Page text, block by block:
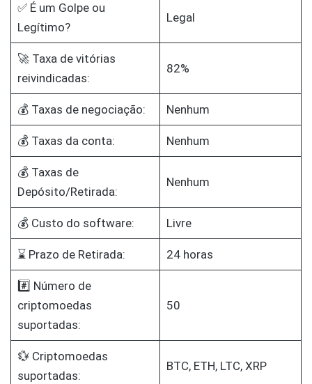
✅ É um Golpe ou
Legítimo?
Legal
🚀 Taxa de vitórias
reivindicadas:
82%
💰 Taxas de negociação: Nenhum
💰 Taxas da conta: Nenhum
💰 Taxas de
Depósito/Retirada:
Nenhum
💰 Custo do software: Livre
⌛ Prazo de Retirada: 24 horas
#️⃣ Número de
criptomoedas
suportadas:
50
💱 Criptomoedas
suportadas:
BTC, ETH, LTC, XRP